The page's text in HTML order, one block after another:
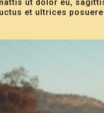
ut dolor eu,
et ultrices